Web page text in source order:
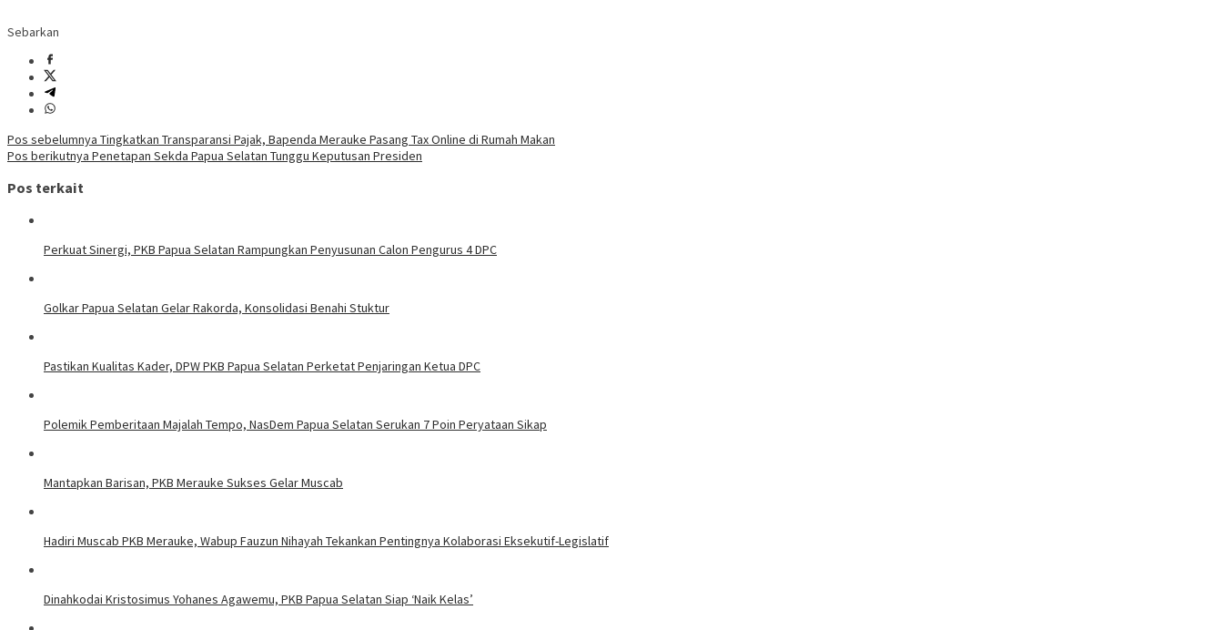
Sebarkan
Navigasi
pos
Pos sebelumnya Tingkatkan Transparansi Pajak, Bapenda Merauke Pasang Tax Online di Rumah Makan
Pos berikutnya Penetapan Sekda Papua Selatan Tunggu Keputusan Presiden
Pos terkait
Perkuat Sinergi, PKB Papua Selatan Rampungkan Penyusunan Calon Pengurus 4 DPC
Golkar Papua Selatan Gelar Rakorda, Konsolidasi Benahi Stuktur
Pastikan Kualitas Kader, DPW PKB Papua Selatan Perketat Penjaringan Ketua DPC
Polemik Pemberitaan Majalah Tempo, NasDem Papua Selatan Serukan 7 Poin Peryataan Sikap
Mantapkan Barisan, PKB Merauke Sukses Gelar Muscab
Hadiri Muscab PKB Merauke, Wabup Fauzun Nihayah Tekankan Pentingnya Kolaborasi Eksekutif-Legislatif
Dinahkodai Kristosimus Yohanes Agawemu, PKB Papua Selatan Siap ‘Naik Kelas’